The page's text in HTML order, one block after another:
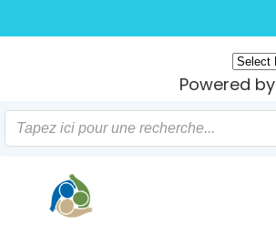
to
content
Powered by